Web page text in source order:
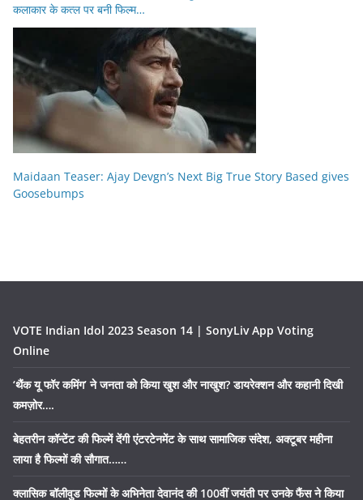
कलाकार के कत्ल पर बनी फिल्म…
Maidaan Teaser: Ajay Devgn’s Next Big True Story Based gives
Goosebumps
VOTE Indian Idol 2023 Season 14 | SonyLiv App Voting
Online
‘थैंक यू फॉर कमिंग’ ने जनता को किया खुश और नाखुश? डायरेक्शन और कहानी दिखी
कमज़ोर….
बेहतरीन कॉन्टेंट की फिल्में देंगी एंटरटेनमेंट के साथ सामाजिक संदेश, अक्टूबर महीना
लाया है फिल्मों की सौगात……
क्लासिक बॉलीवुड फिल्मों के अभिनेता देवानंद की 100वीं जयंती पर उनके फैंस ने किया